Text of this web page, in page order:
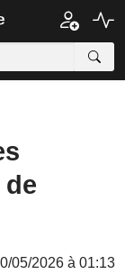
05/2026 à 01:13